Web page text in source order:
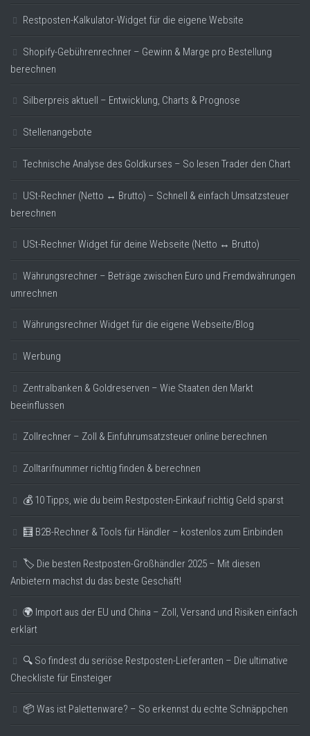
Restposten-Kalkulator-Widget für die eigene Website
Shopify-Gebührenrechner – Gewinn & Marge pro Bestellung
berechnen
Silberpreis aktuell – Entwicklung, Charts & Prognose
Stellenangebote
Technische Analyse des Goldkurses – So lesen Trader den Chart
USt-Rechner (Netto ↔ Brutto) – Schnell & einfach Umsatzsteuer
berechnen
USt-Rechner Widget für deine Webseite (Netto ↔ Brutto)
Währungsrechner – Beträge zwischen Euro und Fremdwährungen
umrechnen
Währungsrechner Widget für die eigene Webseite/Blog
Werbung
Zentralbanken & Goldreserven – Wie Staaten den Markt
beeinflussen
Zollrechner – Zoll & Einfuhrumsatzsteuer online berechnen
Zolltarifnummer richtig finden & berechnen
💰 10 Tipps, wie du beim Restposten-Einkauf richtig Geld sparst
🧮 B2B-Rechner & Tools für Händler – kostenlos zum Einbinden
🏷️ Die besten Restposten-Großhändler 2025 – Mit diesen
Anbietern machst du das beste Geschäft!
🌍 Import aus der EU und China – Zoll, Versand und Risiken einfach
erklärt
🔍 So findest du seriöse Restposten-Lieferanten – Die ultimative
Checkliste für Einsteiger
📦 Was ist Palettenware? – So erkennst du echte Schnäppchen